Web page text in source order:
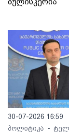
30-07-2026 16:59
პოლიტიკა
•